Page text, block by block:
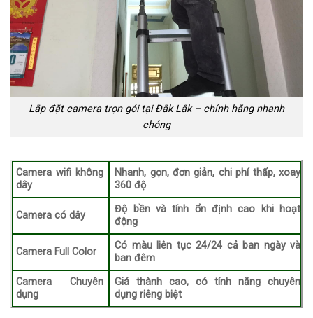
Lắp đặt camera trọn gói tại Đắk Lắk – chính hãng nhanh
chóng
Camera wifi không
dây
Nhanh, gọn, đơn giản, chi phí thấp, xoay
360 độ
Camera có dây
Độ bền và tính ổn định cao khi hoạt
động
Camera Full Color
Có màu liên tục 24/24 cả ban ngày và
ban đêm
Camera Chuyên
dụng
Giá thành cao, có tính năng chuyên
dụng riêng biệt